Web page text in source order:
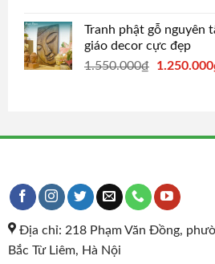
was:
100.000₫.
is:
Tranh phật gỗ nguyên
giáo decor cực đẹp
1.550.000₫
Original
1.250.000
Địa chỉ: 218 Phạm Văn Đồng,
Bắc Từ Liêm, Hà Nội